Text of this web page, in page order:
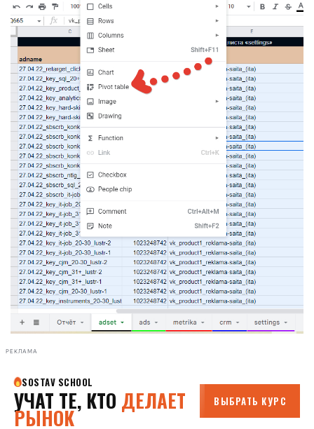
РЕКЛАМА